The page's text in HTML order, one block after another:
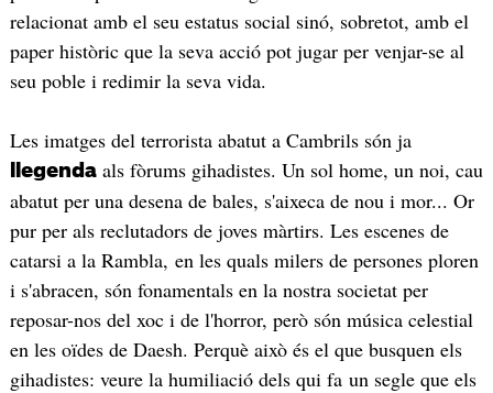
relacionat amb el seu estatus social sinó, sobretot, amb el
paper històric que la seva acció pot jugar per venjar-se al
seu poble i redimir la seva vida.
Les imatges del terrorista abatut a Cambrils són ja
llegendaals fòrums gihadistes. Un sol home, un noi, cau
abatut per una desena de bales, s'aixeca de nou i mor... Or
pur per als reclutadors de joves màrtirs. Les escenes de
catarsi a la Rambla, en les quals milers de persones ploren
i s'abracen, són fonamentals en la nostra societat per
reposar-nos del xoc i de l'horror, però són música celestial
en les oïdes de Daesh. Perquè això és el que busquen els
gihadistes: veure la humiliació dels qui fa un segle que els